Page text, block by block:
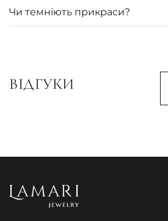
Чи темніють прикраси?
ВІДГУКИ